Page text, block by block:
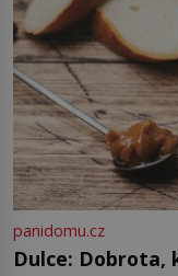
panidomu.cz
Dulce: